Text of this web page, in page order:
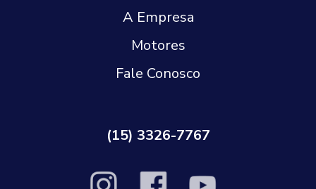
A Empresa
Motores
Fale Conosco
(15) 3326-7767